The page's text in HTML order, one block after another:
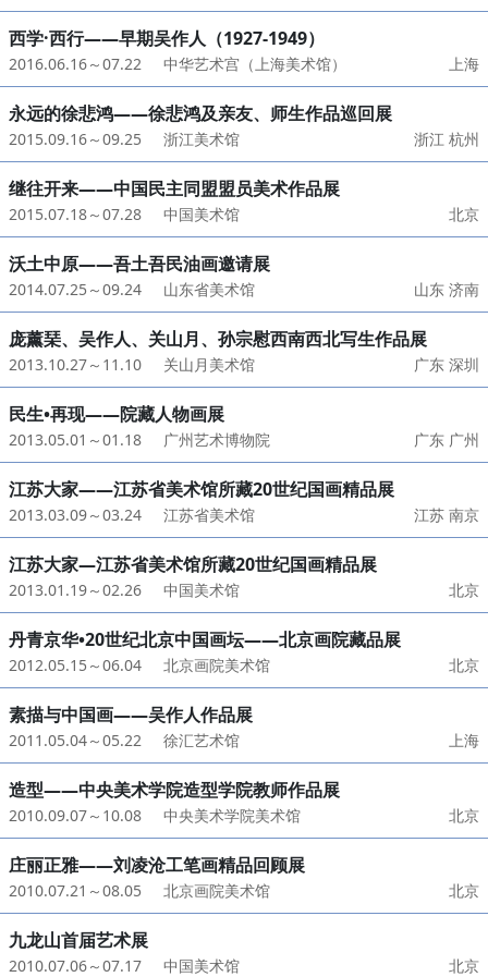
西学·西行——早期吴作人（1927-1949）
上海
2016.06.16～07.22 中华艺术宫（上海美术馆）
永远的徐悲鸿——徐悲鸿及亲友、师生作品巡回展
浙江 杭州
2015.09.16～09.25 浙江美术馆
继往开来——中国民主同盟盟员美术作品展
北京
2015.07.18～07.28 中国美术馆
沃土中原——吾土吾民油画邀请展
山东 济南
2014.07.25～09.24 山东省美术馆
庞薰琹、吴作人、关山月、孙宗慰西南西北写生作品展
广东 深圳
2013.10.27～11.10 关山月美术馆
民生•再现——院藏人物画展
广东 广州
2013.05.01～01.18 广州艺术博物院
江苏大家——江苏省美术馆所藏20世纪国画精品展
江苏 南京
2013.03.09～03.24 江苏省美术馆
江苏大家—江苏省美术馆所藏20世纪国画精品展
北京
2013.01.19～02.26 中国美术馆
丹青京华•20世纪北京中国画坛——北京画院藏品展
北京
2012.05.15～06.04 北京画院美术馆
素描与中国画——吴作人作品展
上海
2011.05.04～05.22 徐汇艺术馆
造型——中央美术学院造型学院教师作品展
北京
2010.09.07～10.08 中央美术学院美术馆
庄丽正雅——刘凌沧工笔画精品回顾展
北京
2010.07.21～08.05 北京画院美术馆
九龙山首届艺术展
北京
2010.07.06～07.17 中国美术馆